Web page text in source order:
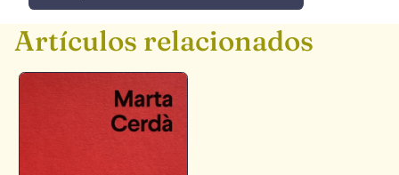
Artículos relacionados